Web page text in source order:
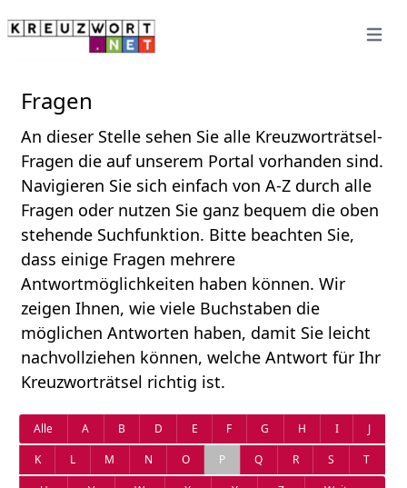
Open
Fragen
An dieser Stelle sehen Sie alle Kreuzworträtsel-
Fragen die auf unserem Portal vorhanden sind.
Navigieren Sie sich einfach von A-Z durch alle
Fragen oder nutzen Sie ganz bequem die oben
stehende Suchfunktion. Bitte beachten Sie,
dass einige Fragen mehrere
Antwortmöglichkeiten haben können. Wir
zeigen Ihnen, wie viele Buchstaben die
möglichen Antworten haben, damit Sie leicht
nachvollziehen können, welche Antwort für Ihr
Kreuzworträtsel richtig ist.
Alle A B D E F G H I
J
K
L M N O P Q R S
T